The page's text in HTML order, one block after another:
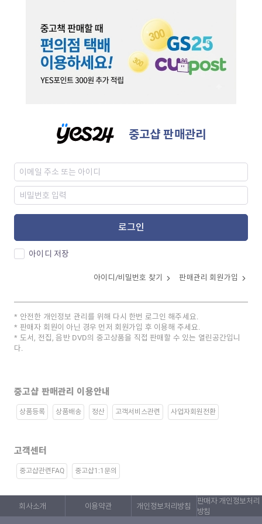
중고샵 판매관리
로그인
아이디 저장
아이디/비밀번호 찾기 판매관리 회원가입
안전한 개인정보 관리를 위해 다시 한번 로그인 해주세요.
판매자 회원이 아닌 경우 먼저 회원가입 후 이용해 주세요.
도서, 전집, 음반 DVD의 중고상품을 직접 판매할 수 있는 열린공간입니
다.
중고샵 판매관리 이용안내
상품등록 상품배송 정산 고객서비스관련 사업자회원전환
고객센터
중고샵관련FAQ 중고샵1:1문의
회사소개 이용약관 개인정보처리방침
판매자 개인정보처리
방침